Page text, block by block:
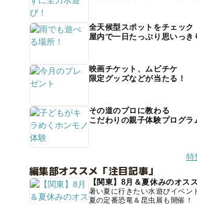
全天候型スポットをチェック
屋内で一日たっぷり思いっき
映画チケット、ムビチケ
限定グッズなどが当たる！
その道のプロに教わる
こだわりの親子体験プログラ
特
編集部オススメ「注目記事」
【関東】8月＆夏休みのオス
暑い夏に行きたい水遊びイベン
夏の定番恐竜＆昆虫展も開催！